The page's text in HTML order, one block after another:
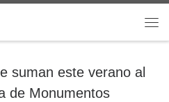
suman este verano al
de Monumentos